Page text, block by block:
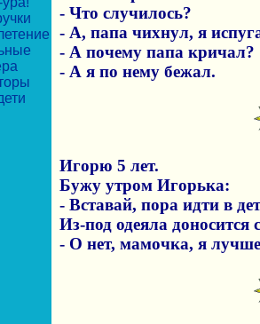
- Что случилось?
- А, папа чихнул, я
- А почему папа кричал?
- А я по нему бежал.
Игорю 5 лет.
Бужу утром Игорька:
- Вставай, пора идти в
Из-под одеяла доносится
- О нет, мамочка, я